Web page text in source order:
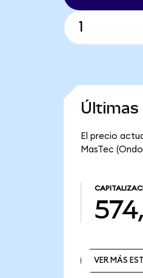
Últimas
El precio
MasTec
VER MÁS